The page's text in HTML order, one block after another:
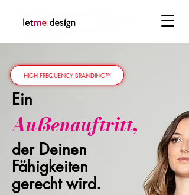
HIGH FREQUENCY BRANDING™
Ein
Außenauftritt,
der Deinen
Fähigkeiten
gerecht wird.